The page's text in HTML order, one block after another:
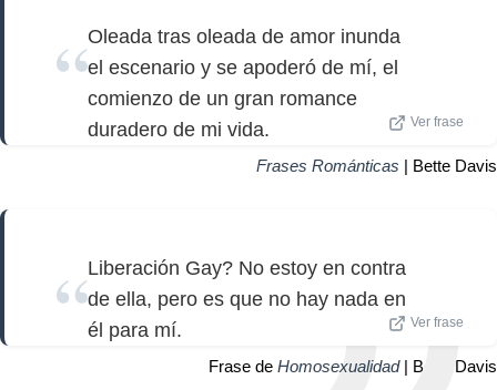
Oleada tras oleada de amor inunda
el escenario y se apoderó de mí, el
comienzo de un gran romance
duradero de mi vida.
Ver frase
Frases Románticas | Bette Davis
Liberación Gay? No estoy en contra
de ella, pero es que no hay nada en
él para mí.
Ver frase
Frase de Homosexualidad| Bette Davis